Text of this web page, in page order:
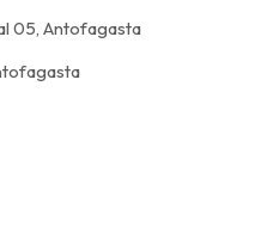
05, Antofagasta